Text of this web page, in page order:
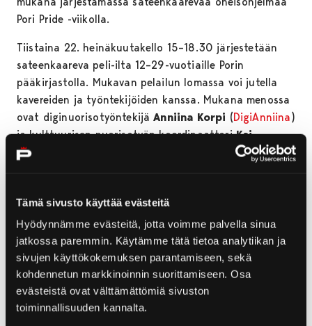
Tämä sivusto käyttää evästeitä
Hyödynnämme evästeitä, jotta voimme palvella sinua
jatkossa paremmin. Käytämme tätä tietoa analytiikan ja
sivujen käyttökokemuksen parantamiseen, sekä
kohdennetun markkinoinnin suorittamiseen. Osa
evästeistä ovat välttämättömiä sivuston
toiminnallisuuden kannalta.
Pori Pride -viikolla.
Tiistaina 22. heinäkuutakello 15–18.30 järjestetään
sateenkaareva peli-ilta 12–29-vuotiaille Porin
pääkirjastolla. Mukavan pelailun lomassa voi jutella
kavereiden ja työntekijöiden kanssa. Mukana menossa
ovat diginuorisotyöntekijäAnniina Korpi (DigiAnniina)
ja kulttuurisen nuorisotyön koordinaattoriKai
Korpi
). Tapahtuma järjestetään
Keskiviikkona 23. heinäkuutakello 12–17 pääsee
pääkirjastolla. Maksuttomassa non-stop-työpajassa
on mahdollisuus painattaa Pori Pride -teemainen
kangaskassi ja askarrella rintamerkkejä.
Työpajamateriaaleja on rajoitetusti. Tapahtuma
järjestetään Tul ja Tee -tilassa 2. kerroksessa.